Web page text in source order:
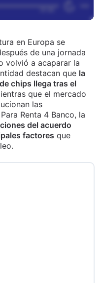
en Europa se
de una jornada
volvió a acaparar la
destacan que la
chips llega tras el
que el mercado
las
Renta 4 Banco, la
del acuerdo
factores que